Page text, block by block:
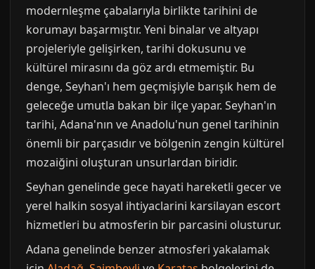
modernleşme çabalarıyla birlikte tarihini de
korumayı başarmıştır. Yeni binalar ve altyapı
projeleriyle gelişirken, tarihi dokusunu ve
kültürel mirasını da göz ardı etmemiştir. Bu
denge, Seyhan'ı hem geçmişiyle barışık hem de
geleceğe umutla bakan bir ilçe yapar. Seyhan'ın
tarihi, Adana'nın ve Anadolu'nun genel tarihinin
önemli bir parçasıdır ve bölgenin zengin kültürel
mozaiğini oluşturan unsurlardan biridir.
Seyhan genelinde gece hayati hareketli gecer ve
yerel halkin sosyal ihtiyaclarini karsilayan escort
hizmetleri bu atmosferin bir parcasini olusturur.
Adana genelinde benzer atmosferi yakalamak